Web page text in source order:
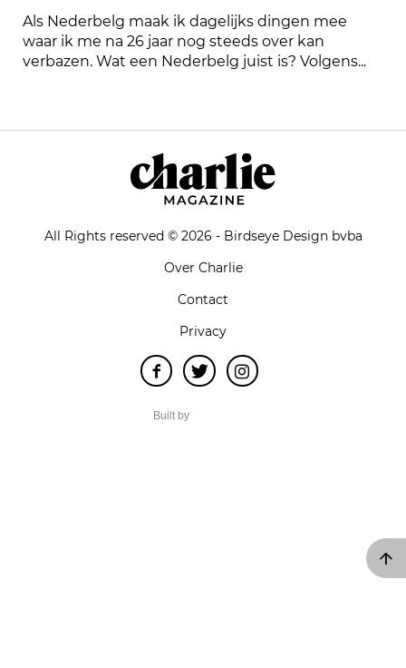
Als Nederbelg maak ik dagelijks dingen mee
waar ik me na 26 jaar nog steeds over kan
verbazen. Wat een Nederbelg juist is? Volgens...
All Rights reserved © 2026 - Birdseye Design bvba
Over Charlie
Contact
Privacy
Built by